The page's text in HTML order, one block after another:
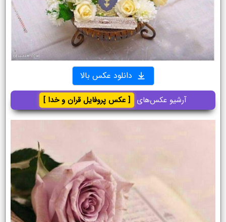
دانلود عکس بالا
آرشیو عکس‌های [ عکس پروفایل قران و خدا ]